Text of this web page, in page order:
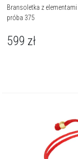
Bransoletka z
próba 375
599 zł